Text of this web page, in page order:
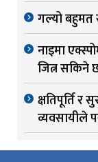
गल्यो बहुमत
नाइमा
जित्न सकिने
क्षतिपूर्ति र
व्यवसायीले